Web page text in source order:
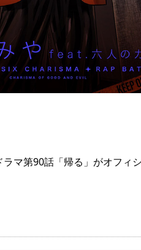
マ第90話「帰る」がオフィ